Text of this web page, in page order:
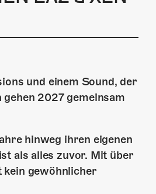
und einem Sound, der
2027 gemeinsam
hinweg ihren eigenen
als alles zuvor. Mit über
kein gewöhnlicher